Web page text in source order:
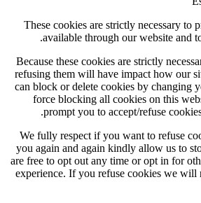
These cookies are strictly necessary to
available through our website and
Because these cookies are strictly
refusing them will have impact how our
can block or delete cookies by changing
force blocking all cookies on this
prompt you to accept/refuse
We fully respect if you want to refuse
you again and again kindly allow us to
are free to opt out any time or opt in for
experience. If you refuse cookies we will